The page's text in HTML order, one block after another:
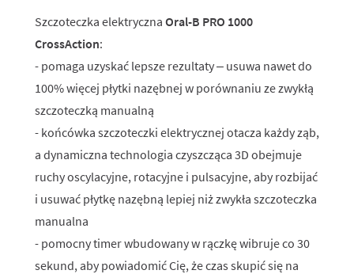
Szczoteczka elektryczna Oral-B PRO 1000
CrossAction:
- pomaga uzyskać lepsze rezultaty – usuwa nawet do
100% więcej płytki nazębnej w porównaniu ze zwykłą
szczoteczką manualną
- końcówka szczoteczki elektrycznej otacza każdy ząb,
a dynamiczna technologia czyszcząca 3D obejmuje
ruchy oscylacyjne, rotacyjne i pulsacyjne, aby rozbijać
i usuwać płytkę nazębną lepiej niż zwykła szczoteczka
manualna
- pomocny timer wbudowany w rączkę wibruje co 30
sekund, aby powiadomić Cię, że czas skupić się na